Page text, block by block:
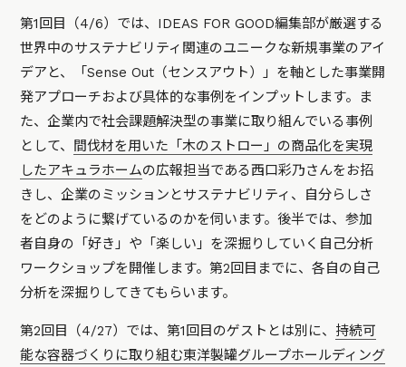
第1回目（4/6）では、IDEAS FOR GOOD編集部が厳選する
世界中のサステナビリティ関連のユニークな新規事業のアイ
デアと、「Sense Out（センスアウト）」を軸とした事業開
発アプローチおよび具体的な事例をインプットします。ま
た、企業内で社会課題解決型の事業に取り組んでいる事例
として、 間伐材を用いた「木のストロー」の商品化を実現
したアキュラホームの広報担当である西口彩乃さんをお招
きし、企業のミッションとサステナビリティ、自分らしさ
をどのように繋げているのかを伺います。後半では、参加
者自身の「好き」や「楽しい」を深掘りしていく自己分析
ワークショップを開催します。第2回目までに、各自の自己
分析を深掘りしてきてもらいます。
第2回目（4/27）では、第1回目のゲストとは別に、 持続可
能な容器づくりに取り組む東洋製罐グループホールディング